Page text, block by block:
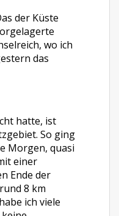
der Küste
wo ich
das
hatte, ist
So ging
Morgen, quasi
einer
Ende der
8 km
ich viele